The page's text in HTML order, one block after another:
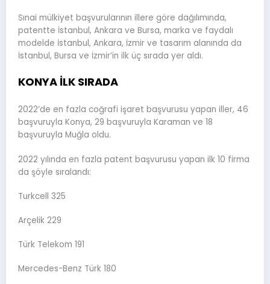
Sınai mülkiyet başvurularının illere göre dağılımında,
patentte İstanbul, Ankara ve Bursa, marka ve faydalı
modelde İstanbul, Ankara, İzmir ve tasarım alanında da
İstanbul, Bursa ve İzmir’in ilk üç sırada yer aldı.
KONYA İLK SIRADA
2022’de en fazla coğrafi işaret başvurusu yapan iller, 46
başvuruyla Konya, 29 başvuruyla Karaman ve 18
başvuruyla Muğla oldu.
2022 yılında en fazla patent başvurusu yapan ilk 10 firma
da şöyle sıralandı:
Turkcell 325
Arçelik 229
Türk Telekom 191
Mercedes-Benz Türk 180